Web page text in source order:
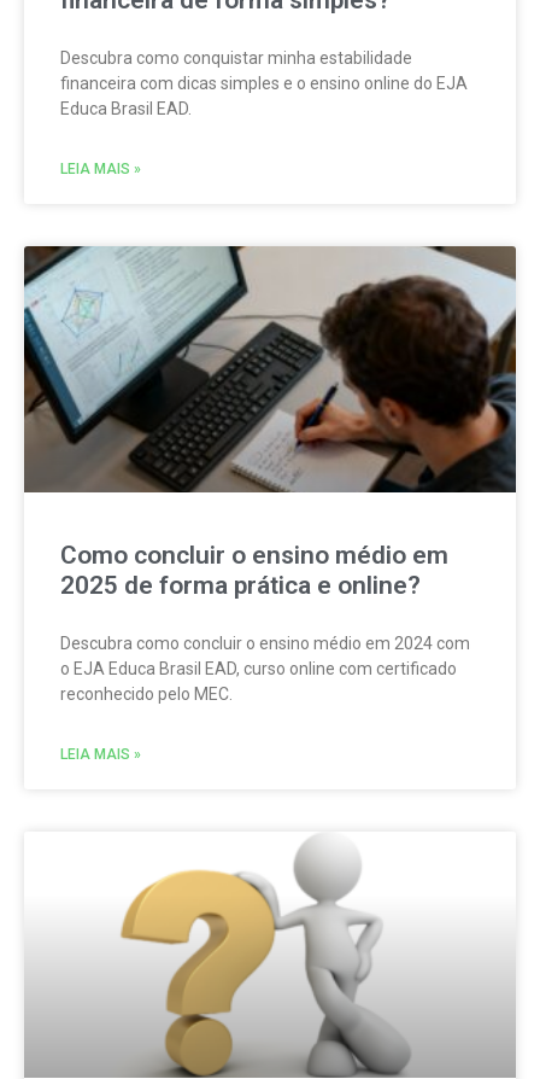
Descubra como conquistar minha estabilidade
financeira com dicas simples e o ensino online do EJA
Educa Brasil EAD.
LEIA MAIS »
Como concluir o ensino médio em
2025 de forma prática e online?
Descubra como concluir o ensino médio em 2024 com
o EJA Educa Brasil EAD, curso online com certificado
reconhecido pelo MEC.
LEIA MAIS »